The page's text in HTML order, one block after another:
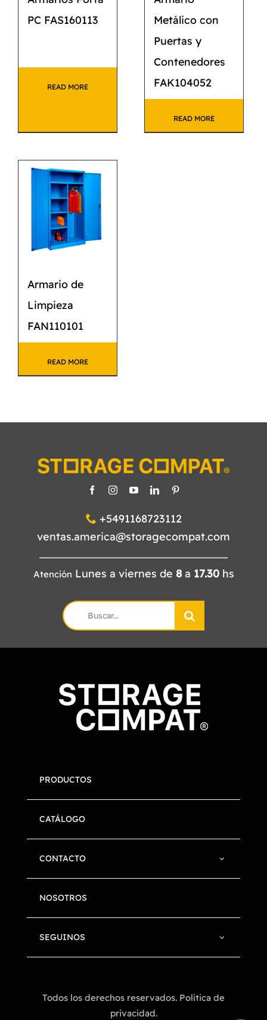
PC FAS160113
READ MORE
Metálico con
Puertas y
Contenedores
FAK104052
READ MORE
Armario de
Limpieza
FAN110101
READ MORE
+5491168723112
ventas.america@storagecompat.com
Atención Lunes a viernes de 8a 17.30hs
Search
for:
PRODUCTOS
CATÁLOGO
CONTACTO
NOSOTROS
SEGUINOS
Todos los derechos reservados. Política de
privacidad.